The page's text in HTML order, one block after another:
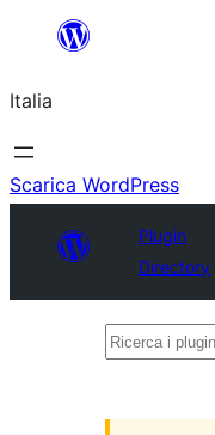
contenuto
Italia
Scarica WordPress
Plugin
Directory
Ricerca